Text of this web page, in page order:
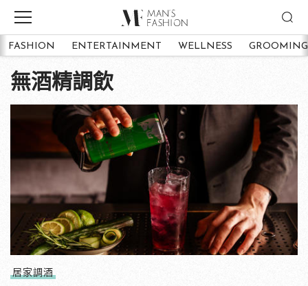
FASHION ENTERTAINMENT WELLNESS GROOMING
無酒精調飲
居家調酒